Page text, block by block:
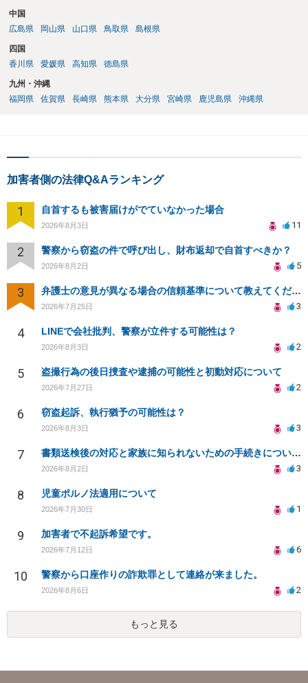
中国
広島県
岡山県 山口県 鳥取県 島根県
四国
香川県
愛媛県 高知県 徳島県
九州・沖縄
福岡県
佐賀県 長崎県 熊本県 大分県 宮崎県 鹿児島県 沖縄県
加害者側の法律Q&Aランキング
1 自首するも被害届けがでていなかった場合
2026年8月3日 11
2 警察から窃盗の件で呼び出し、財布返却で自首すべきか？
2026年8月2日 5
3 弁護士の意見が異なる場合の信頼基準について教えてください
2026年7月25日 3
4 LINEで会社批判、警察が立件する可能性は？
2026年8月3日 2
5 盗撮行為の後日捜査や逮捕の可能性と初動対応について
2026年7月27日 2
6 窃盗起訴、執行猶予の可能性は？
2026年8月3日 3
7 書類送検後の対応と家族に知られないための手続きについて相談
2026年8月2日 3
8 児童ポルノ法適用について
2026年7月30日 1
9 加害者で不起訴希望です。
2026年7月12日 6
10 警察から口座作りの詐欺罪として連絡が来ました。
2026年8月6日 2
もっと見る